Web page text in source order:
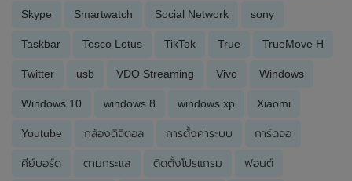
Skype Smartwatch Social Network sony
Taskbar Tesco Lotus TikTok True TrueMove H
Twitter usb VDO Streaming Vivo Windows
Windows 10 windows 8 windows xp Xiaomi
Youtube กล้องดิจิตอล การตั้งค่าระบบ การ์ดจอ
คีย์บอร์ด ตามกระแส ติดตั้งโปรแกรม ฟอนต์